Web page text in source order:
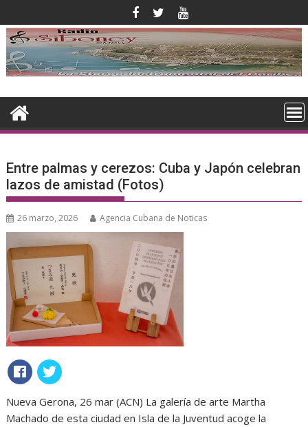
al
contenido
Entre palmas y cerezos: Cuba y Japón celebran
lazos de amistad (Fotos)
26 marzo, 2026 Agencia Cubana de Noticas
Nueva Gerona, 26 mar (ACN) La galería de arte Martha
Machado de esta ciudad en Isla de la Juventud acoge la